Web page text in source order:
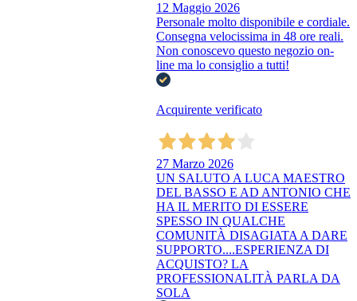
12 Maggio 2026
Personale molto disponibile e cordiale.
Consegna velocissima in 48 ore reali.
Non conoscevo questo negozio on-
line ma lo consiglio a tutti!
Acquirente verificato
27 Marzo 2026
UN SALUTO A LUCA MAESTRO
DEL BASSO E AD ANTONIO CHE
HA IL MERITO DI ESSERE
SPESSO IN QUALCHE
COMUNITÀ DISAGIATA A DARE
SUPPORTO....ESPERIENZA DI
ACQUISTO? LA
PROFESSIONALITÀ PARLA DA
SOLA